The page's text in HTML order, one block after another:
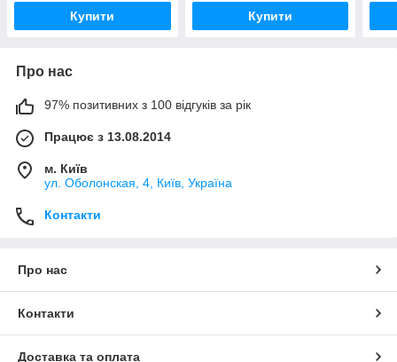
Купити Купити
Про нас
97% позитивних з 100 відгуків за рік
Працює з 13.08.2014
м. Київ
ул. Оболонская, 4, Київ, Україна
Контакти
Про нас
Контакти
Доставка та оплата